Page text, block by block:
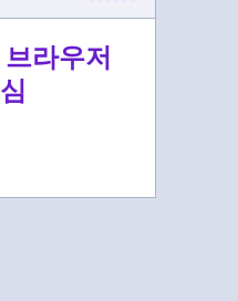
라우저